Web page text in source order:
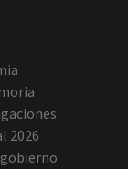
2026